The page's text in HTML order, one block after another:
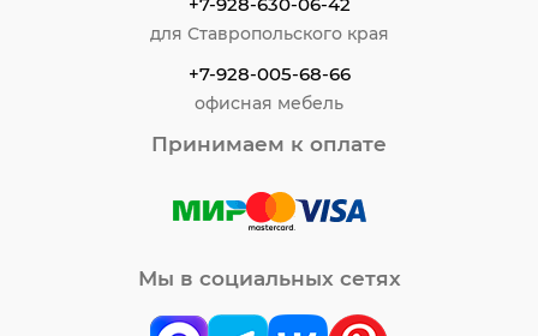
для Ставропольского края
+7-928-005-68-66
офисная мебель
Принимаем к оплате
Мы в социальных сетях